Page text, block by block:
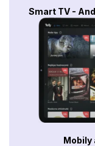
Smart TV -
Mobily